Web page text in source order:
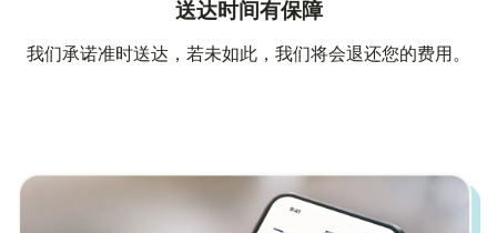
送达时间有保障
我们承诺准时送达，若未如此，我们将会退还您的费用。